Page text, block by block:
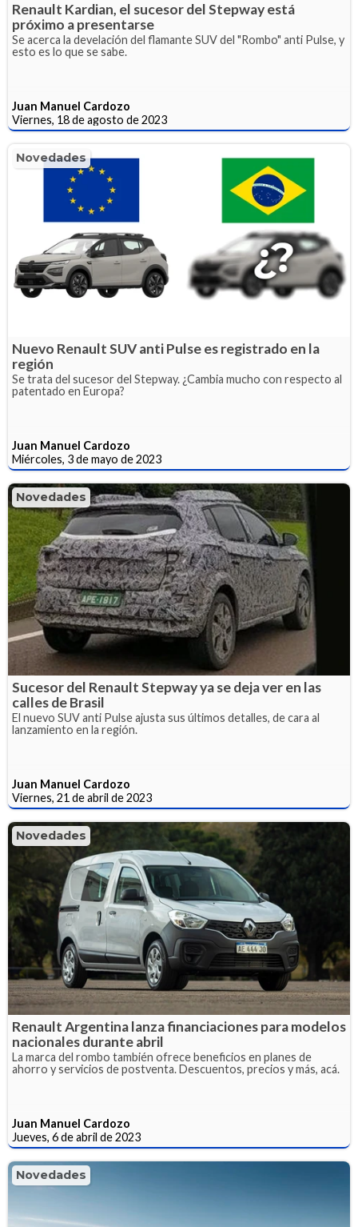
Renault Kardian, el sucesor del Stepway está
próximo a presentarse
Se acerca la develación del flamante SUV del "Rombo" anti Pulse, y
esto es lo que se sabe.
Juan Manuel Cardozo
Viernes, 18 de agosto de 2023
Novedades
Nuevo Renault SUV anti Pulse es registrado en la
región
Se trata del sucesor del Stepway. ¿Cambia mucho con respecto al
patentado en Europa?
Juan Manuel Cardozo
Miércoles, 3 de mayo de 2023
Novedades
Sucesor del Renault Stepway ya se deja ver en las
calles de Brasil
El nuevo SUV anti Pulse ajusta sus últimos detalles, de cara al
lanzamiento en la región.
Juan Manuel Cardozo
Viernes, 21 de abril de 2023
Novedades
Renault Argentina lanza financiaciones para modelos
nacionales durante abril
La marca del rombo también ofrece beneficios en planes de
ahorro y servicios de postventa. Descuentos, precios y más, acá.
Juan Manuel Cardozo
Jueves, 6 de abril de 2023
Novedades